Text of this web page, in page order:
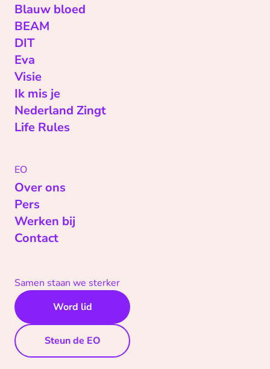
Blauw bloed
BEAM
DIT
Eva
Visie
Ik mis je
Nederland Zingt
Life Rules
EO
Over ons
Pers
Werken bij
Contact
Samen staan we sterker
Word lid
Steun de EO